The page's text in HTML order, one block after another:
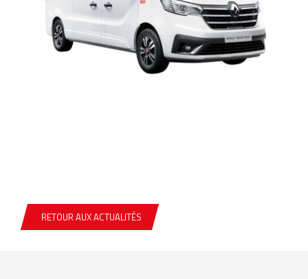
RETOUR AUX ACTUALITÉS